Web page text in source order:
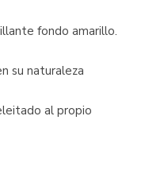
fondo amarillo.
su naturaleza
al propio